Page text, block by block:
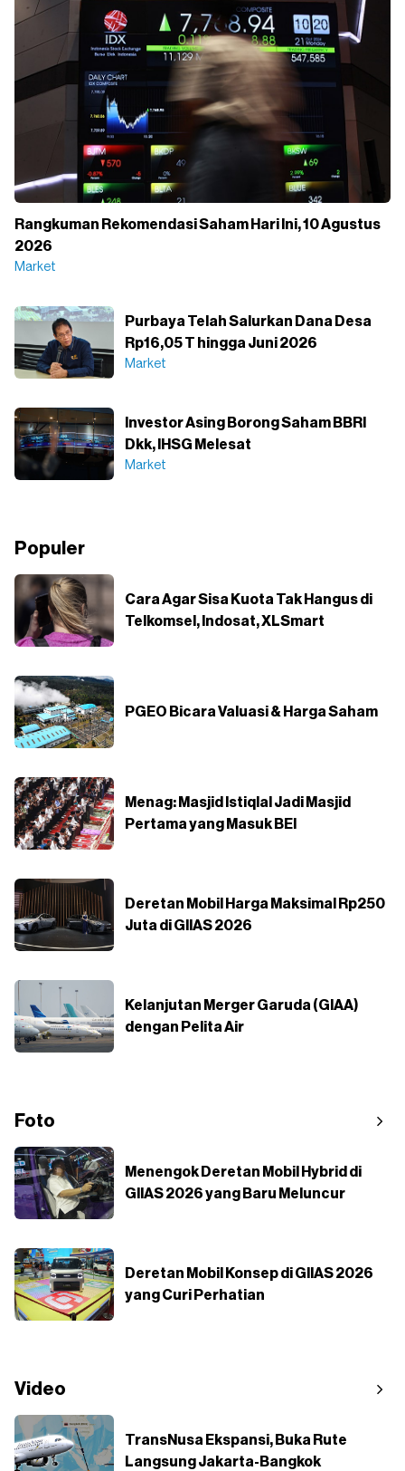
Rangkuman Rekomendasi Saham Hari Ini, 10 Agustus
2026
Market
Purbaya Telah Salurkan Dana Desa
Rp16,05 T hingga Juni 2026
Market
Investor Asing Borong Saham BBRI
Dkk, IHSG Melesat
Market
Populer
Cara Agar Sisa Kuota Tak Hangus di
Telkomsel, Indosat, XLSmart
PGEO Bicara Valuasi & Harga Saham
Menag: Masjid Istiqlal Jadi Masjid
Pertama yang Masuk BEI
Deretan Mobil Harga Maksimal Rp250
Juta di GIIAS 2026
Kelanjutan Merger Garuda (GIAA)
dengan Pelita Air
Foto
Menengok Deretan Mobil Hybrid di
GIIAS 2026 yang Baru Meluncur
Deretan Mobil Konsep di GIIAS 2026
yang Curi Perhatian
Video
TransNusa Ekspansi, Buka Rute
Langsung Jakarta-Bangkok